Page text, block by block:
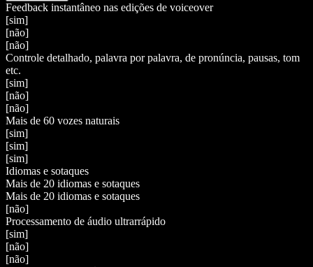
Feedback instantâneo nas edições de voiceover
[sim]
[não]
[não]
Controle detalhado, palavra por palavra, de pronúncia, pausas, tom
etc.
[sim]
[não]
[não]
Mais de 60 vozes naturais
[sim]
[sim]
[sim]
Idiomas e sotaques
Mais de 20 idiomas e sotaques
Mais de 20 idiomas e sotaques
[não]
Processamento de áudio ultrarrápido
[sim]
[não]
[não]